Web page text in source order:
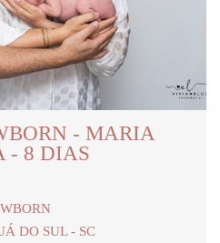
- MARIA
- 8 DIAS
DO SUL - SC